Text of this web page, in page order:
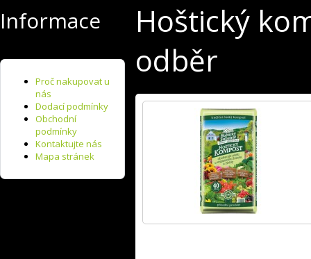
Informace
Proč nakupovat u
nás
Dodací podmínky
Obchodní
podmínky
Kontaktujte nás
Mapa stránek
Hoštický
odběr